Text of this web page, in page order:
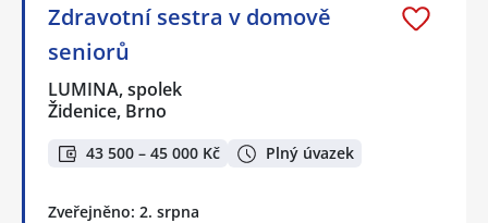
Zdravotní sestra v domově
seniorů
LUMINA, spolek
Židenice, Brno
43 500 – 45 000 Kč Plný úvazek
Zveřejněno: 2. srpna